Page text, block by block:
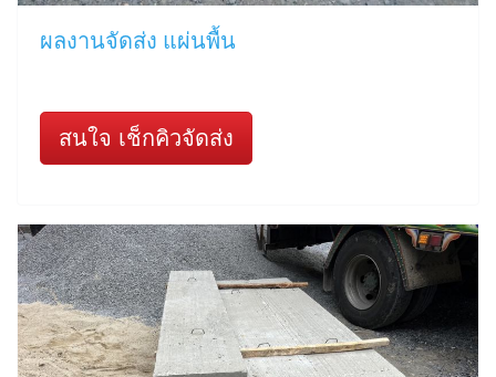
ผลงานจัดส่ง แผ่นพื้น
สนใจ เช็กคิวจัดส่ง